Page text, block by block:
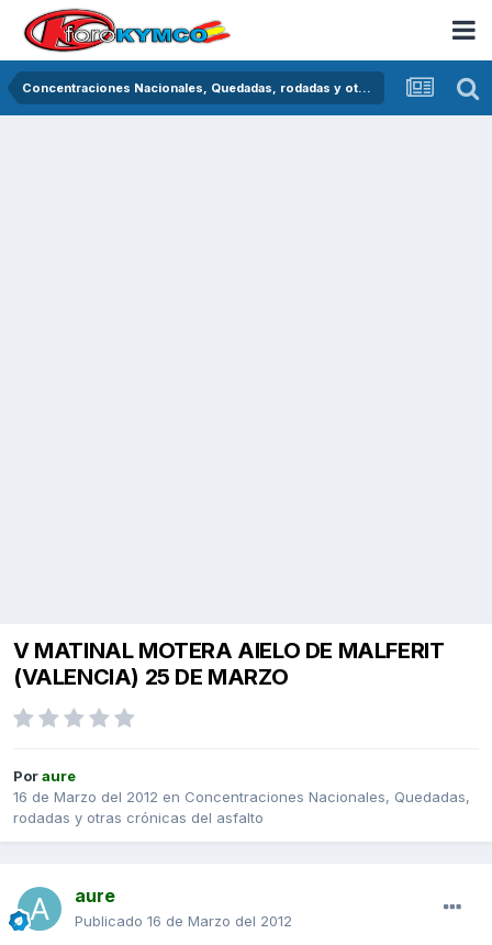
Concentraciones Nacionales, Quedadas, rodadas y otras crónicas del asfalto
V MATINAL MOTERA AIELO DE MALFERIT
(VALENCIA) 25 DE MARZO
Poraure
16 de Marzo del 2012 en Concentraciones Nacionales, Quedadas,
rodadas y otras crónicas del asfalto
aure
Publicado 16 de Marzo del 2012